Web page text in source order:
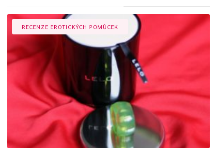
RECENZE EROTICKÝCH POMŮCEK